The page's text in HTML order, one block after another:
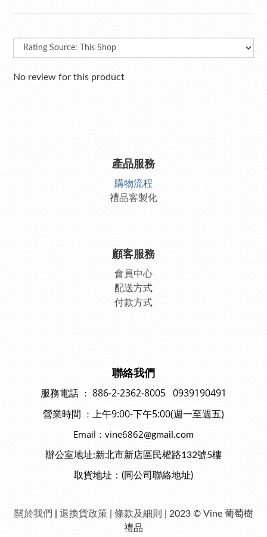
No review for this product
產品服務
購物流程
禮品客製化
顧客服務
會員中心
配送方式
付款方式
聯絡我們
服務電話 ： 886-2-2362-8005 0939190491
營業時間 ： 上午9:00-下午5:00(週一至週五)
Email：vine6862@gmail.com
辦公室地址:新北市新店區民權路132號5樓
取貨地址：(同公司聯絡地址)
關於我們 退換貨政策 條款及細則
| 2023 © Vine 葡萄樹
禮品